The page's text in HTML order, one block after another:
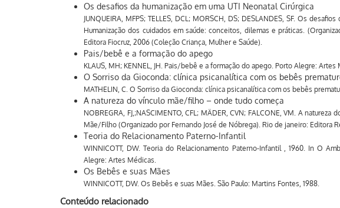
Os desafios da humanização em uma UTI Neonatal Cirúrgica
JUNQUEIRA, MFPS; TELLES, DCL; MORSCH, DS; DESLANDES, SF. Os
Humanização dos cuidados em saúde: conceitos, dilemas e práticas.
Editora Fiocruz, 2006 (Coleção Criança, Mulher e Saúde).
Pais/bebê e a formação do apego
KLAUS, MH; KENNEL, JH. Pais/bebê e a formação do apego. Porto Alegre: Artes
O Sorriso da Gioconda: clínica psicanalítica com os bebês
MATHELIN, C. O Sorriso da Gioconda: clínica psicanalítica com os bebês
A natureza do vínculo mãe/filho – onde tudo começa
NOBREGRA, FJ,;NASCIMENTO, CFL; MÄDER, CVN; FALCONE, VM. A
Mãe/Filho (Organizado por Fernando José de Nóbrega). Rio de janeiro: Editora
Teoria do Relacionamento Paterno-Infantil
WINNICOTT, DW. Teoria do Relacionamento Paterno-Infantil , 1960. In O
Alegre: Artes Médicas.
Os Bebês e suas Mães
WINNICOTT, DW. Os Bebês e suas Mães. São Paulo: Martins Fontes, 1988.
Conteúdo relacionado